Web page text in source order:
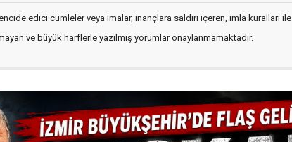
edici cümleler veya imalar, inançlara saldırı içeren, imla kuralları ile
ve büyük harflerle yazılmış yorumlar onaylanmamaktadır.